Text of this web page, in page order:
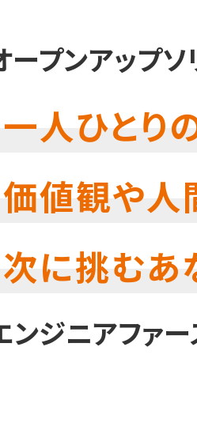
ープンアップソ
一人ひとり
価値観や人
次に挑むあ
ンジニアファー